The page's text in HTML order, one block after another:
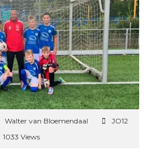
Walter van Bloemendaal
JO12
1033 Views